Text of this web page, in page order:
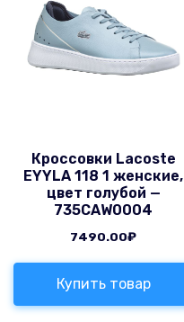
Кроссовки Lacoste
EYYLA 118 1 женские,
цвет голубой —
735CAW0004
7490.00₽
Купить товар